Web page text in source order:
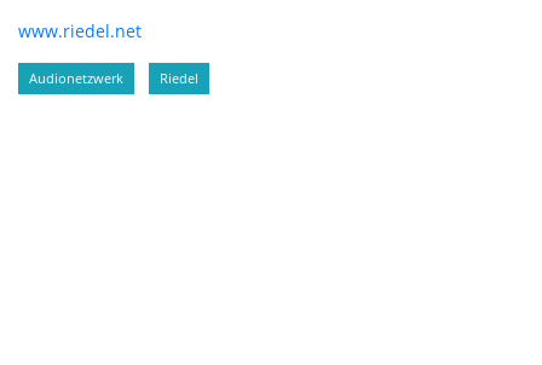
www.riedel.net
Audionetzwerk Riedel